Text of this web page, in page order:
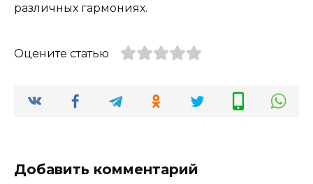
различных гармониях.
Оцените статью
Добавить комментарий